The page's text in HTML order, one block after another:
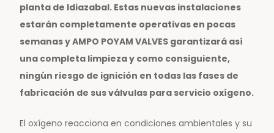
planta de Idiazabal. Estas nuevas instalaciones
estarán completamente operativas en pocas
semanas y AMPO POYAM VALVES garantizará así
una completa limpieza y como consiguiente,
ningún riesgo de ignición en todas las fases de
fabricación de sus válvulas para servicio oxígeno.
El oxígeno reacciona en condiciones ambientales y su